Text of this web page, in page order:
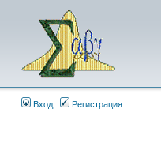
Вход Регистрация